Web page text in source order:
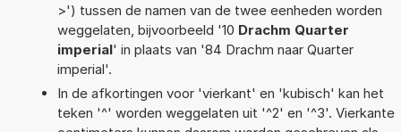
>') tussen de namen van de twee eenheden worden
weggelaten, bijvoorbeeld '10 Drachm Quarter
imperial' in plaats van '84 Drachm naar Quarter
imperial'.
In de afkortingen voor 'vierkant' en 'kubisch' kan het
teken '^' worden weggelaten uit '^2' en '^3'. Vierkante